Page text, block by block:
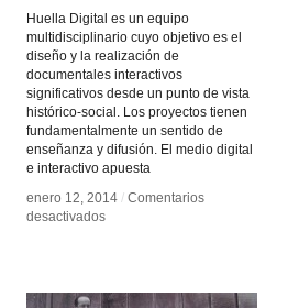
Huella Digital es un equipo
multidisciplinario cuyo objetivo es el
diseño y la realización de
documentales interactivos
significativos desde un punto de vista
histórico-social. Los proyectos tienen
fundamentalmente un sentido de
enseñanza y difusión. El medio digital
e interactivo apuesta
enero 12, 2014 / Comentarios
desactivadosen
enero 12, 2014 / Comentarios
desactivadosen